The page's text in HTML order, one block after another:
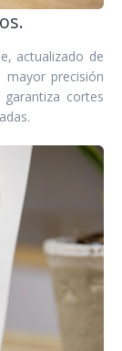
actualizado de
precisión
cortes